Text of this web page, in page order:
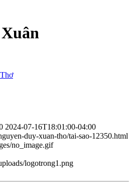
2024-07-16T18:01:00-04:00
duy-xuan-tho/tai-sao-12350.html
no_image.gif
logotrong1.png